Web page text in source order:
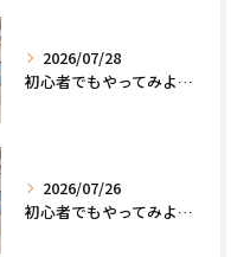
2026/07/28
初心者でもやってみよう、格闘技でダイエット脂肪燃焼🔥
2026/07/26
初心者でもやってみよう、格闘技でダイエット、脂肪燃焼🔥